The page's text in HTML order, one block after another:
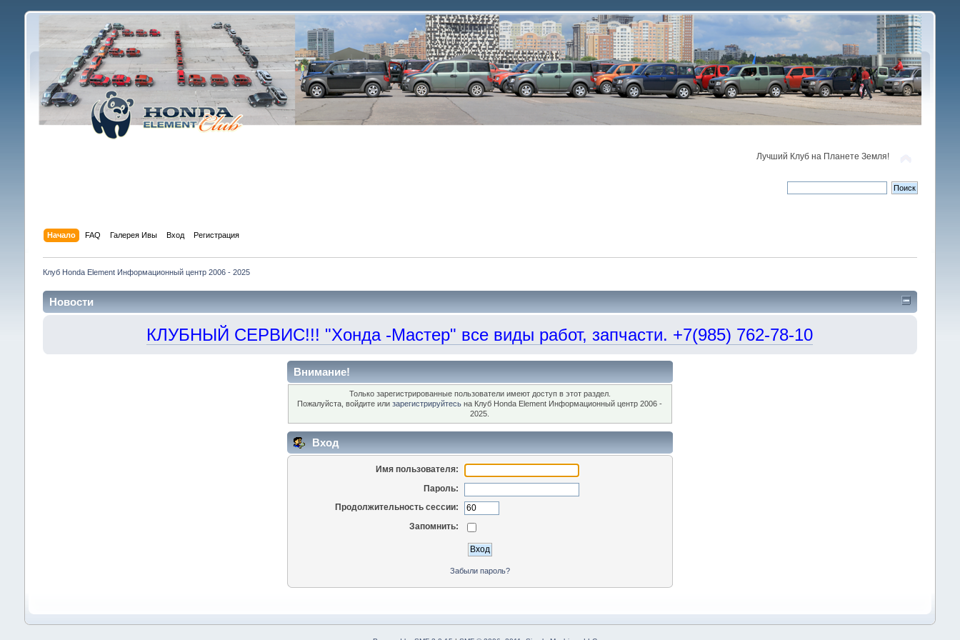
Лучший Клуб на Планете Земля!
Начало FAQ Галерея Ивы Вход Регистрация
Клуб Honda Element Информационный центр 2006 - 2025
Новости
КЛУБНЫЙ СЕРВИС!!! "Хонда -Мастер" все виды работ, запчасти. +7(985) 762-78-10
Внимание!
Только зарегистрированные пользователи имеют доступ в этот раздел.
Пожалуйста, войдите илизарегистрируйтесь на Клуб Honda Element Информационный центр 2006 -
2025.
Вход
Имя пользователя:
Пароль:
Продолжительность сессии:
Запомнить:
Забыли пароль?